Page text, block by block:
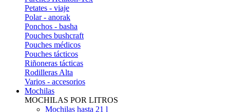
Petates - viaje
Polar - anorak
Ponchos - basha
Pouches bushcraft
Pouches médicos
Pouches tácticos
Riñoneras tácticas
Rodilleras Alta
Varios - accesorios
Mochilas
MOCHILAS POR LITROS
Mochilas hasta 21 l